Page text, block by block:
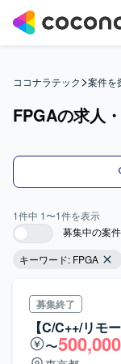
ココナラテック>案件を
FPGAの求人
1件中 1〜1件を表示
募集中の案
キーワード: FPGA
募集終了
【C/C++/リモ
〜500,000